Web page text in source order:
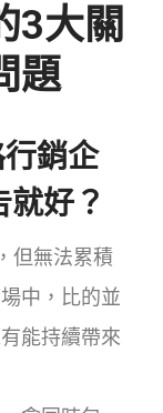
3大關
題
銷企
好？
但無法累積
中，比的並
能持續帶來